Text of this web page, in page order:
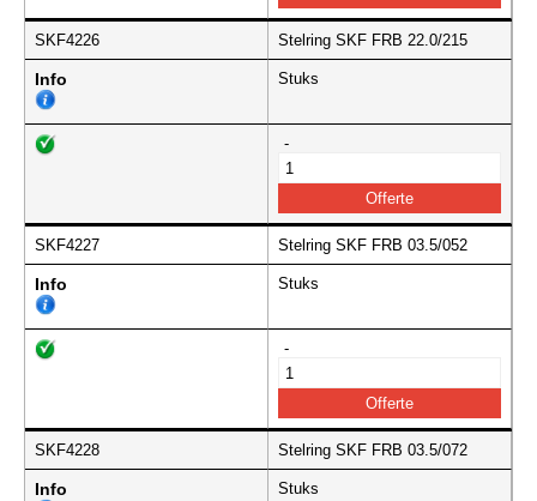
SKF4226 Stelring SKF FRB 22.0/215
Info Stuks
-
SKF4227 Stelring SKF FRB 03.5/052
Info Stuks
-
SKF4228 Stelring SKF FRB 03.5/072
Info Stuks